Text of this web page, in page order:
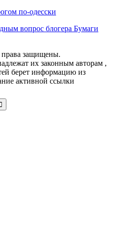
по-одесски
вопрос блогера Бумаги
защищены.
их законным авторам ,
берет информацию из
активной ссылки